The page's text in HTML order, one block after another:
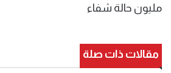
مليون حالة شفاء
مقالات ذات صلة